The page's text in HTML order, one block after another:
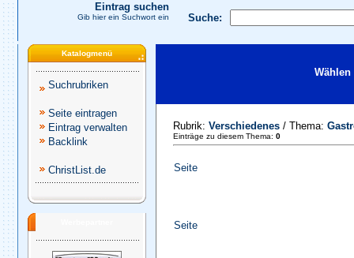
Suche:
Eintrag suchen
Gib hier ein Suchwort ein
Katalogmenü
Suchrubriken
Seite eintragen
Eintrag verwalten
Backlink
ChristList.de
Rubrik: Verschiedenes / Thema:
Einträge zu diesem Thema: 0
Seite
Seite